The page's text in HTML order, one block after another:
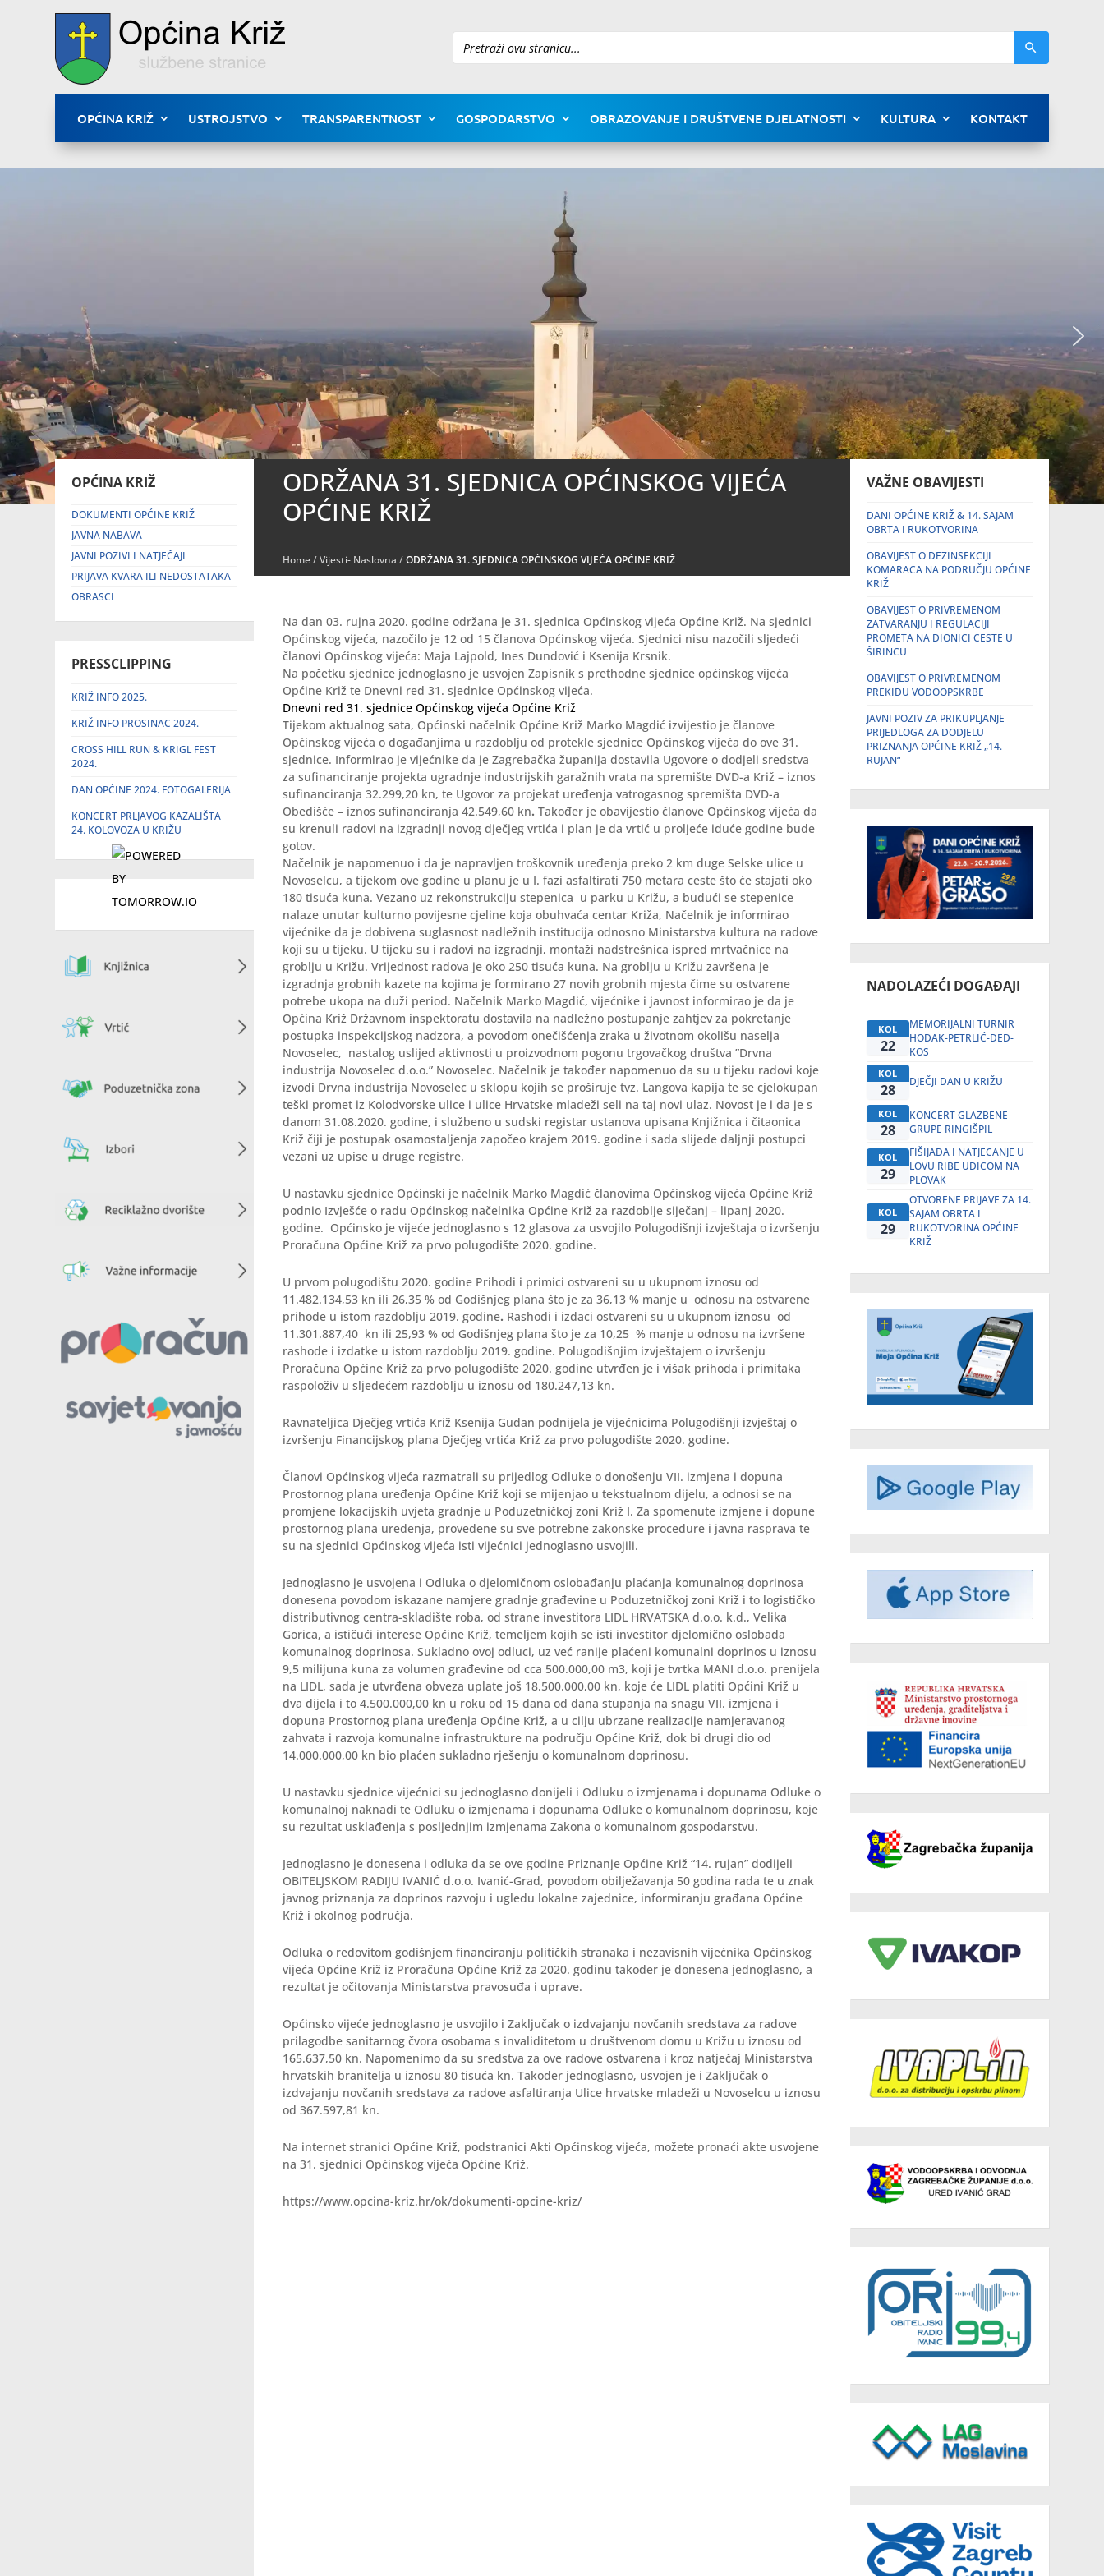
Pretraži
OPĆINA KRIŽ USTROJSTVO TRANSPARENTNOST GOSPODARSTVO OBRAZOVANJE I DRUŠTVENE DJELATNOSTI KULTURA KONTAKT
OPĆINA KRIŽ
DOKUMENTI OPĆINE KRIŽ
JAVNA NABAVA
JAVNI POZIVI I NATJEČAJI
PRIJAVA KVARA ILI NEDOSTATAKA
OBRASCI
PRESSCLIPPING
KRIŽ INFO 2025.
KRIŽ INFO PROSINAC 2024.
CROSS HILL RUN & KRIGL FEST
2024.
DAN OPĆINE 2024. FOTOGALERIJA
KONCERT PRLJAVOG KAZALIŠTA
24. KOLOVOZA U KRIŽU
ODRŽANA 31. SJEDNICA OPĆINSKOG VIJEĆA
OPĆINE KRIŽ
Home/Vijesti- Naslovna /ODRŽANA 31. SJEDNICA OPĆINSKOG VIJEĆA OPĆINE KRIŽ
Na dan 03. rujna 2020. godine održana je 31. sjednica Općinskog vijeća Općine Križ. Na sjednici
Općinskog vijeća, nazočilo je 12 od 15 članova Općinskog vijeća. Sjednici nisu nazočili sljedeći
članovi Općinskog vijeća: Maja Lajpold, Ines Dundović i Ksenija Krsnik.
Na početku sjednice jednoglasno je usvojen Zapisnik s prethodne sjednice općinskog vijeća
Općine Križ te Dnevni red 31. sjednice Općinskog vijeća.
Dnevni red 31. sjednice Općinskog vijeća Općine Križ
Tijekom aktualnog sata, Općinski načelnik Općine Križ Marko Magdić izvijestio je članove
Općinskog vijeća o događanjima u razdoblju od protekle sjednice Općinskog vijeća do ove 31.
sjednice. Informirao je vijećnike da je Zagrebačka županija dostavila Ugovore o dodjeli sredstva
za sufinanciranje projekta ugradnje industrijskih garažnih vrata na spremište DVD-a Križ – iznos
sufinanciranja 32.299,20 kn, te Ugovor za projekat uređenja vatrogasnog spremišta DVD-a
Obedišće – iznos sufinanciranja 42.549,60 kn.Također je obavijestio članove Općinskog vijeća da
su krenuli radovi na izgradnji novog dječjeg vrtića i plan je da vrtić u proljeće iduće godine bude
gotov.
Načelnik je napomenuo i da je napravljen troškovnik uređenja preko 2 km duge Selske ulice u
Novoselcu, a tijekom ove godine u planu je u I. fazi asfaltirati 750 metara ceste što će stajati oko
180 tisuća kuna. Vezano uz rekonstrukciju stepenica u parku u Križu, a budući se stepenice
nalaze unutar kulturno povijesne cjeline koja obuhvaća centar Križa, Načelnik je informirao
vijećnike da je dobivena suglasnost nadležnih institucija odnosno Ministarstva kultura na radove
koji su u tijeku. U tijeku su i radovi na izgradnji, montaži nadstrešnica ispred mrtvačnice na
groblju u Križu. Vrijednost radova je oko 250 tisuća kuna. Na groblju u Križu završena je
izgradnja grobnih kazete na kojima je formirano 27 novih grobnih mjesta čime su ostvarene
potrebe ukopa na duži period. Načelnik Marko Magdić, vijećnike i javnost informirao je da je
Općina Križ Državnom inspektoratu dostavila na nadležno postupanje zahtjev za pokretanje
postupka inspekcijskog nadzora, a povodom onečišćenja zraka u životnom okolišu naselja
Novoselec, nastalog uslijed aktivnosti u proizvodnom pogonu trgovačkog društva ”Drvna
industrija Novoselec d.o.o.” Novoselec. Načelnik je također napomenuo da su u tijeku radovi koje
izvodi Drvna industrija Novoselec u sklopu kojih se proširuje tvz. Langova kapija te se cjelokupan
teški promet iz Kolodvorske ulice i ulice Hrvatske mladeži seli na taj novi ulaz. Novost je i da je s
danom 31.08.2020. godine, i službeno u sudski registar ustanova upisana Knjižnica i čitaonica
Križ čiji je postupak osamostaljenja započeo krajem 2019. godine i sada slijede daljnji postupci
vezani uz upise u druge registre.
U nastavku sjednice Općinski je načelnik Marko Magdić članovima Općinskog vijeća Općine Križ
podnio Izvješće o radu Općinskog načelnika Općine Križ za razdoblje siječanj – lipanj 2020.
godine. Općinsko je vijeće jednoglasno s 12 glasova za usvojilo Polugodišnji izvještaja o izvršenju
Proračuna Općine Križ za prvo polugodište 2020. godine.
U prvom polugodištu 2020. godine Prihodi i primici ostvareni su u ukupnom iznosu od
11.482.134,53 kn ili 26,35 % od Godišnjeg plana što je za 36,13 % manje u odnosu na ostvarene
prihode u istom razdoblju 2019. godine. Rashodi i izdaci ostvareni su u ukupnom iznosu od
11.301.887,40 kn ili 25,93 % od Godišnjeg plana što je za 10,25 % manje u odnosu na izvršene
rashode i izdatke u istom razdoblju 2019. godine. Polugodišnjim izvještajem o izvršenju
Proračuna Općine Križ za prvo polugodište 2020. godine utvrđen je i višak prihoda i primitaka
raspoloživ u sljedećem razdoblju u iznosu od 180.247,13 kn.
Ravnateljica Dječjeg vrtića Križ Ksenija Gudan podnijela je vijećnicima Polugodišnji izvještaj o
izvršenju Financijskog plana Dječjeg vrtića Križ za prvo polugodište 2020. godine.
Članovi Općinskog vijeća razmatrali su prijedlog Odluke o donošenju VII. izmjena i dopuna
Prostornog plana uređenja Općine Križ koji se mijenjao u tekstualnom dijelu, a odnosi se na
promjene lokacijskih uvjeta gradnje u Poduzetničkoj zoni Križ I. Za spomenute izmjene i dopune
prostornog plana uređenja, provedene su sve potrebne zakonske procedure i javna rasprava te
su na sjednici Općinskog vijeća isti vijećnici jednoglasno usvojili.
Jednoglasno je usvojena i Odluka o djelomičnom oslobađanju plaćanja komunalnog doprinosa
donesena povodom iskazane namjere gradnje građevine u Poduzetničkoj zoni Križ i to logističko
distributivnog centra-skladište roba, od strane investitora LIDL HRVATSKA d.o.o. k.d., Velika
Gorica, a ističući interese Općine Križ, temeljem kojih se isti investitor djelomično oslobađa
komunalnog doprinosa. Sukladno ovoj odluci, uz već ranije plaćeni komunalni doprinos u iznosu
9,5 milijuna kuna za volumen građevine od cca 500.000,00 m3, koji je tvrtka MANI d.o.o. prenijela
na LIDL, sada je utvrđena obveza uplate još 18.500.000,00 kn, koje će LIDL platiti Općini Križ u
dva dijela i to 4.500.000,00 kn u roku od 15 dana od dana stupanja na snagu VII. izmjena i
dopuna Prostornog plana uređenja Općine Križ, a u cilju ubrzane realizacije namjeravanog
zahvata i razvoja komunalne infrastrukture na području Općine Križ, dok bi drugi dio od
14.000.000,00 kn bio plaćen sukladno rješenju o komunalnom doprinosu.
U nastavku sjednice vijećnici su jednoglasno donijeli i Odluku o izmjenama i dopunama Odluke o
komunalnoj naknadi te Odluku o izmjenama i dopunama Odluke o komunalnom doprinosu, koje
su rezultat usklađenja s posljednjim izmjenama Zakona o komunalnom gospodarstvu.
Jednoglasno je donesena i odluka da se ove godine Priznanje Općine Križ “14. rujan” dodijeli
OBITELJSKOM RADIJU IVANIĆ d.o.o. Ivanić-Grad, povodom obilježavanja 50 godina rada te u znak
javnog priznanja za doprinos razvoju i ugledu lokalne zajednice, informiranju građana Općine
Križ i okolnog područja.
Odluka o redovitom godišnjem financiranju političkih stranaka i nezavisnih vijećnika Općinskog
vijeća Općine Križ iz Proračuna Općine Križ za 2020. godinu također je donesena jednoglasno, a
rezultat je očitovanja Ministarstva pravosuđa i uprave.
Općinsko vijeće jednoglasno je usvojilo i Zaključak o izdvajanju novčanih sredstava za radove
prilagodbe sanitarnog čvora osobama s invaliditetom u društvenom domu u Križu u iznosu od
165.637,50 kn. Napomenimo da su sredstva za ove radove ostvarena i kroz natječaj Ministarstva
hrvatskih branitelja u iznosu 80 tisuća kn. Također jednoglasno, usvojen je i Zaključak o
izdvajanju novčanih sredstava za radove asfaltiranja Ulice hrvatske mladeži u Novoselcu u iznosu
od 367.597,81 kn.
Na internet stranici Općine Križ, podstranici Akti Općinskog vijeća, možete pronaći akte usvojene
na 31. sjednici Općinskog vijeća Općine Križ.
https://www.opcina-kriz.hr/ok/dokumenti-opcine-kriz/
VAŽNE OBAVIJESTI
DANI OPĆINE KRIŽ & 14. SAJAM
OBRTA I RUKOTVORINA
OBAVIJEST O DEZINSEKCIJI
KOMARACA NA PODRUČJU OPĆINE
KRIŽ
OBAVIJEST O PRIVREMENOM
ZATVARANJU I REGULACIJI
PROMETA NA DIONICI CESTE U
ŠIRINCU
OBAVIJEST O PRIVREMENOM
PREKIDU VODOOPSKRBE
JAVNI POZIV ZA PRIKUPLJANJE
PRIJEDLOGA ZA DODJELU
PRIZNANJA OPĆINE KRIŽ „14.
RUJAN“
NADOLAZEĆI DOGAĐAJI
KOL
22
MEMORIJALNI TURNIR
HODAK-PETRLIĆ-DED-
KOS
KOL
28 DJEČJI DAN U KRIŽU
KOL
28
KONCERT GLAZBENE
GRUPE RINGIŠPIL
KOL
29
FIŠIJADA I NATJECANJE U
LOVU RIBE UDICOM NA
PLOVAK
KOL
29
OTVORENE PRIJAVE ZA 14.
SAJAM OBRTA I
RUKOTVORINA OPĆINE
KRIŽ